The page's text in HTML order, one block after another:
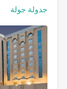
جدولة جولة